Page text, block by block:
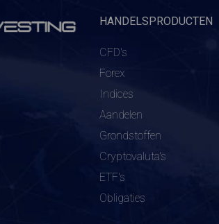
HANDELSPRODUCTEN
CFD's
Forex
Indices
Aandelen
Grondstoffen
Cryptovaluta's
ETF's
Obligaties